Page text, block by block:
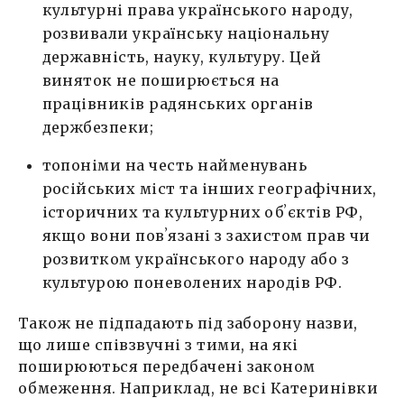
культурні права українського народу,
розвивали українську національну
державність, науку, культуру. Цей
виняток не поширюється на
працівників радянських органів
держбезпеки;
топоніми на честь найменувань
російських міст та інших географічних,
історичних та культурних обʼєктів РФ,
якщо вони повʼязані з захистом прав чи
розвитком українського народу або з
культурою поневолених народів РФ.
Також не підпадають під заборону назви,
що лише співзвучні з тими, на які
поширюються передбачені законом
обмеження. Наприклад, не всі Катеринівки